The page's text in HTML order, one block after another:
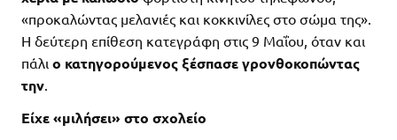
«προκαλώντας μελανιές και κοκκινίλες στο σώμα της».
Η δεύτερη επίθεση κατεγράφη στις 9 Μαΐου, όταν και
πάλι ο κατηγορούμενος ξέσπασε γρονθοκοπώντας
την.
Είχε «μιλήσει» στο σχολείο